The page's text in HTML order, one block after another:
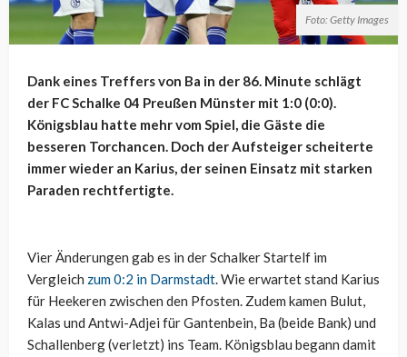
Foto: Getty Images
Dank eines Treffers von Ba in der 86. Minute schlägt
der FC Schalke 04 Preußen Münster mit 1:0 (0:0).
Königsblau hatte mehr vom Spiel, die Gäste die
besseren Torchancen. Doch der Aufsteiger scheiterte
immer wieder an Karius, der seinen Einsatz mit starken
Paraden rechtfertigte.
Vier Änderungen gab es in der Schalker Startelf im
Vergleich zum 0:2 in Darmstadt. Wie erwartet stand Karius
für Heekeren zwischen den Pfosten. Zudem kamen Bulut,
Kalas und Antwi-Adjei für Gantenbein, Ba (beide Bank) und
Schallenberg (verletzt) ins Team. Königsblau begann damit